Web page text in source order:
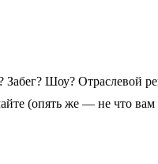
Шоу? Отраслевой
(опять же — не что вам